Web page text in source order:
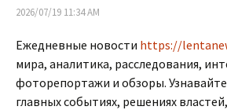
2026/07/19 11:34 AM
Ежедневные новости https://
мира, аналитика, расследования,
фоторепортажи и обзоры.
главных событиях, решениях